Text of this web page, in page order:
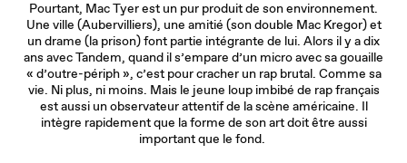
Pourtant, Mac Tyer est un pur produit de son environnement.
Une ville (Aubervilliers), une amitié (son double Mac Kregor) et
un drame (la prison) font partie intégrante de lui. Alors il y a dix
ans avec Tandem, quand il s’empare d’un micro avec sa gouaille
« d’outre-périph », c’est pour cracher un rap brutal. Comme sa
vie. Ni plus, ni moins. Mais le jeune loup imbibé de rap français
est aussi un observateur attentif de la scène américaine. Il
intègre rapidement que la forme de son art doit être aussi
important que le fond.